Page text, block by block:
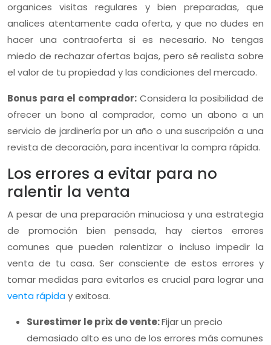
organices visitas regulares y bien preparadas, que
analices atentamente cada oferta, y que no dudes en
hacer una contraoferta si es necesario. No tengas
miedo de rechazar ofertas bajas, pero sé realista sobre
el valor de tu propiedad y las condiciones del mercado.
Bonus para el comprador: Considera la posibilidad de
ofrecer un bono al comprador, como un abono a un
servicio de jardinería por un año o una suscripción a una
revista de decoración, para incentivar la compra rápida.
Los errores a evitar para no
ralentir la venta
A pesar de una preparación minuciosa y una estrategia
de promoción bien pensada, hay ciertos errores
comunes que pueden ralentizar o incluso impedir la
venta de tu casa. Ser consciente de estos errores y
tomar medidas para evitarlos es crucial para lograr una
venta rápiday exitosa.
Surestimer le prix de vente:Fijar un precio
demasiado alto es uno de los errores más comunes